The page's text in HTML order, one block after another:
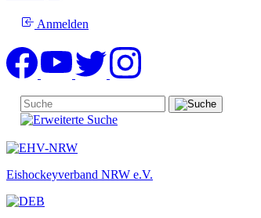
Anmelden
Eishockeyverband NRW e.V.